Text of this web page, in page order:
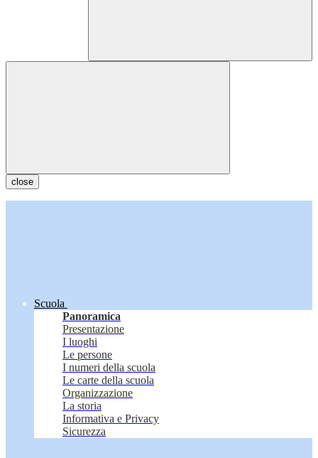
close
Scuola
Panoramica
Presentazione
I luoghi
Le persone
I numeri della scuola
Le carte della scuola
Organizzazione
La storia
Informativa e Privacy
Sicurezza